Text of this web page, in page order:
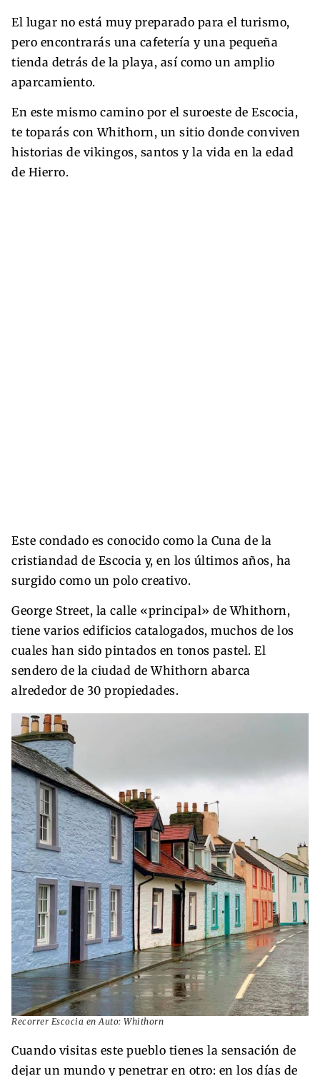
El lugar no está muy preparado para el turismo,
pero encontrarás una cafetería y una pequeña
tienda detrás de la playa, así como un amplio
aparcamiento.
En este mismo camino por el suroeste de Escocia,
te toparás con Whithorn, un sitio donde conviven
historias de vikingos, santos y la vida en la edad
de Hierro.
Este condado es conocido como la Cuna de la
cristiandad de Escocia y, en los últimos años, ha
surgido como un polo creativo.
George Street, la calle «principal» de Whithorn,
tiene varios edificios catalogados, muchos de los
cuales han sido pintados en tonos pastel. El
sendero de la ciudad de Whithorn abarca
alrededor de 30 propiedades.
Recorrer Escocia en Auto: Whithorn
Cuando visitas este pueblo tienes la sensación de
dejar un mundo y penetrar en otro: en los días de